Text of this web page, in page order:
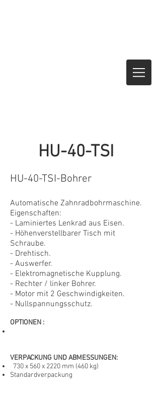
HU-40-TSI
HU-40-TSI-Bohrer
Automatische Zahnradbohrmaschine.
Eigenschaften:
- Laminiertes Lenkrad aus Eisen.
- Höhenverstellbarer Tisch mit
Schraube.
- Drehtisch.
- Auswerfer.
- Elektromagnetische Kupplung.
- Rechter / linker Bohrer.
- Motor mit 2 Geschwindigkeiten.
- Nullspannungsschutz.
OPTIONEN :
VERPACKUNG UND ABMESSUNGEN:
730 x 560 x 2220 mm (460 kg)
Standardverpackung